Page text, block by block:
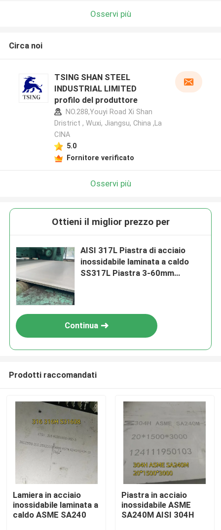
Casa.
Osservi più
Circa noi
TSING SHAN STEEL
INDUSTRIAL LIMITED
profilo del produttore
NO.288,Youyi Road Xi Shan
Dristrict , Wuxi, Jiangsu, China ,La
CINA
5.0
Fornitore verificato
Osservi più
Ottieni il miglior prezzo per
AISI 317L Piastra di acciaio
inossidabile laminata a caldo
SS317L Piastra 3-60mm
Continua
Prodotti raccomandati
Lamiera in acciaio
inossidabile laminata a
caldo ASME SA240
Piastra in acciaio
inossidabile ASME
SA240M AISI 304H